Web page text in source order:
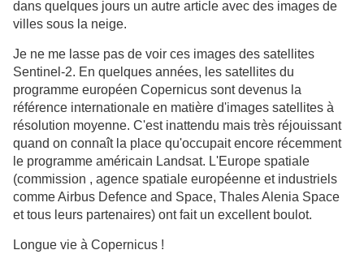
dans quelques jours un autre article avec des images de
villes sous la neige.
Je ne me lasse pas de voir ces images des satellites
Sentinel-2. En quelques années, les satellites du
programme européen Copernicus sont devenus la
référence internationale en matière d'images satellites à
résolution moyenne. C'est inattendu mais très réjouissant
quand on connaît la place qu'occupait encore récemment
le programme américain Landsat. L'Europe spatiale
(commission , agence spatiale européenne et industriels
comme Airbus Defence and Space, Thales Alenia Space
et tous leurs partenaires) ont fait un excellent boulot.
Longue vie à Copernicus !